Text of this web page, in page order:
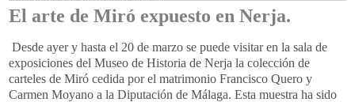
El arte de Miró expuesto en Nerja.
Desde ayer y hasta el 20 de marzo se puede visitar en la sala de
exposiciones del Museo de Historia de Nerja la colección de
carteles de Miró cedida por el matrimonio Francisco Quero y
Carmen Moyano a la Diputación de Málaga. Esta muestra ha sido